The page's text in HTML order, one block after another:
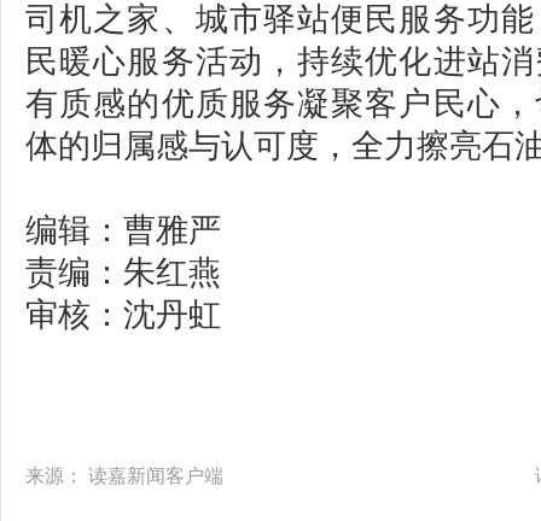
司机之家、城市驿站便民服务功
民暖心服务活动，持续优化进站
有质感的优质服务凝聚客户民心
体的归属感与认可度，全力擦亮石
编辑：曹雅严
责编：朱红燕
审核：沈丹虹
来源： 读嘉新闻客户端